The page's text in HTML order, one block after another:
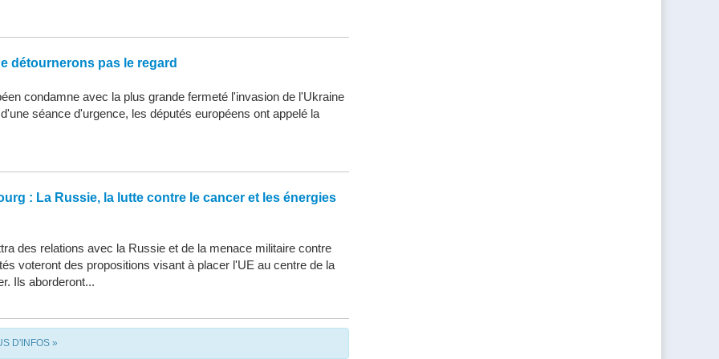
détournerons pas le regard
condamne avec la plus grande fermeté l'invasion de l'Ukraine
séance d'urgence, les députés européens ont appelé la
: La Russie, la lutte contre le cancer et les énergies
des relations avec la Russie et de la menace militaire contre
voteront des propositions visant à placer l'UE au centre de la
Ils aborderont...
D'INFOS »